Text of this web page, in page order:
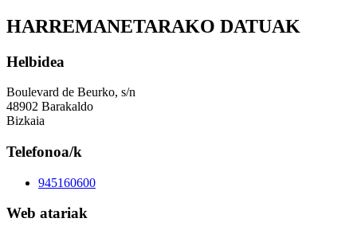
HARREMANETARAKO DATUAK
Helbidea
Boulevard de Beurko, s/n
48902 Barakaldo
Bizkaia
Telefonoa/k
945160600
Web atariak